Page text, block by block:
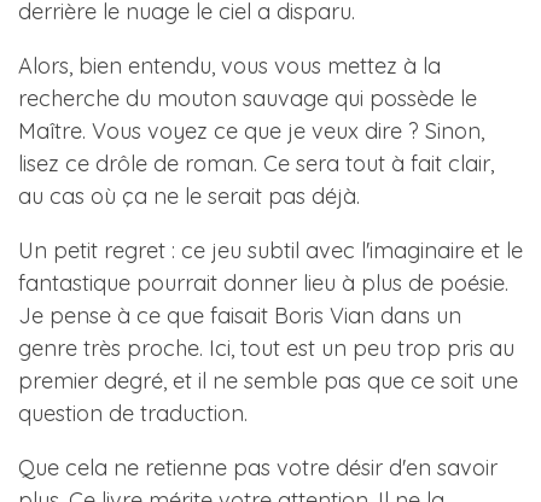
derrière le nuage le ciel a disparu.
Alors, bien entendu, vous vous mettez à la
recherche du mouton sauvage qui possède le
Maître. Vous voyez ce que je veux dire ? Sinon,
lisez ce drôle de roman. Ce sera tout à fait clair,
au cas où ça ne le serait pas déjà.
Un petit regret : ce jeu subtil avec l'imaginaire et le
fantastique pourrait donner lieu à plus de poésie.
Je pense à ce que faisait Boris Vian dans un
genre très proche. Ici, tout est un peu trop pris au
premier degré, et il ne semble pas que ce soit une
question de traduction.
Que cela ne retienne pas votre désir d'en savoir